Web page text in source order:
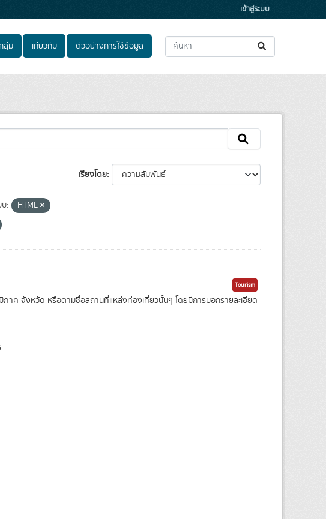
เข้าสู่ระบบ
ลุ่ม เกี่ยวกับ ตัวอย่างการใช้ข้อมูล
เรียงโดย
:
HTML
Tourism
ภาค จังหวัด หรือตามชื่อสถานที่แหล่งท่องเที่ยวนั้นๆ โดยมีการบอกรายละเอียด